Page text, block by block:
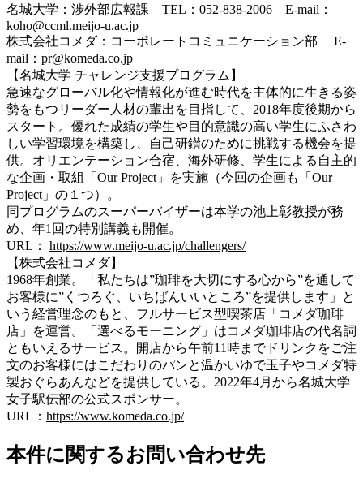
名城大学：渉外部広報課 TEL：052-838-2006 E-mail：
koho@ccml.meijo-u.ac.jp
株式会社コメダ：コーポレートコミュニケーション部 E-
mail：pr@komeda.co.jp
【名城大学 チャレンジ支援プログラム】
急速なグローバル化や情報化が進む時代を主体的に生きる姿
勢をもつリーダー人材の輩出を目指して、2018年度後期から
スタート。優れた成績の学生や目的意識の高い学生にふさわ
しい学習環境を構築し、自己研鑚のために挑戦する機会を提
供。オリエンテーション合宿、海外研修、学生による自主的
な企画・取組「Our Project」を実施（今回の企画も「Our
Project」の１つ）。
同プログラムのスーパーバイザーは本学の池上彰教授が務
め、年1回の特別講義も開催。
URL： https://www.meijo-u.ac.jp/challengers/
【株式会社コメダ】
1968年創業。「私たちは”珈琲を大切にする心から”を通して
お客様に”くつろぐ、いちばんいいところ”を提供します」と
いう経営理念のもと、フルサービス型喫茶店「コメダ珈琲
店」を運営。「選べるモーニング」はコメダ珈琲店の代名詞
ともいえるサービス。開店から午前11時までドリンクをご注
文のお客様にはこだわりのパンと温かいゆで玉子やコメダ特
製おぐらあんなどを提供している。2022年4月から名城大学
女子駅伝部の公式スポンサー。
URL： https://www.komeda.co.jp/
本件に関するお問い合わせ先